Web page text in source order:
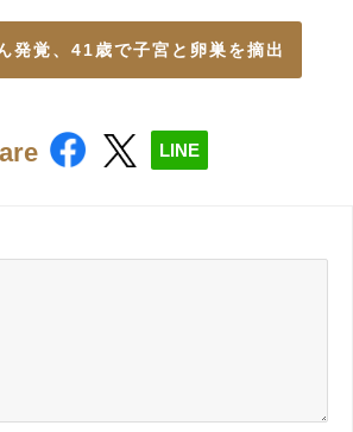
発覚、41歳で子宮と卵巣を摘出
LINE